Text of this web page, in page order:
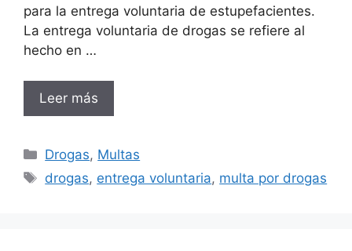
para la entrega voluntaria de estupefacientes.
La entrega voluntaria de drogas se refiere al
hecho en …
Leer más
Categorías
Drogas, Multas
Etiquetas
drogas, entrega voluntaria, multa por drogas